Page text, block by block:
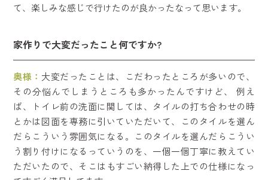
て、楽しみな感じで行けたのが良かったなって思います。
家作りで大変だったこと何ですか?
奥様： 大変だったことは、こだわったところが多いので、
その分悩んでしまうところも多かったんですけど、 例え
ば、トイレ前の洗面に関しては、タイルの打ち合わせの時
とかは図面を専務に引いていただいて、このタイルを選ん
だらこういう雰囲気になる。このタイルを選んだらこうい
う割り付けになるっていうのを、一個一個丁寧に教えてい
ただいたので、そこはもすごい納得した上での仕様になっ